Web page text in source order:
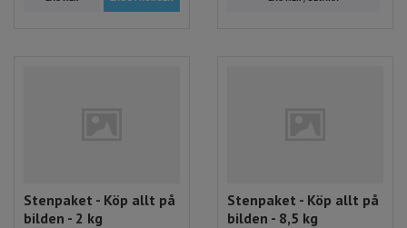
Stenpaket - Köp allt på
bilden - 2 kg
Stenpaket - Köp allt på
bilden - 8,5 kg